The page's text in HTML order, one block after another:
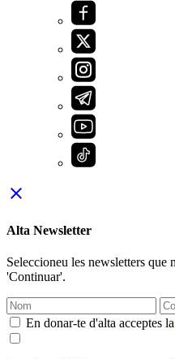
close
Alta Newsletter
Seleccioneu les newsletters que
'Continuar'.
En donar-te d'alta acceptes la